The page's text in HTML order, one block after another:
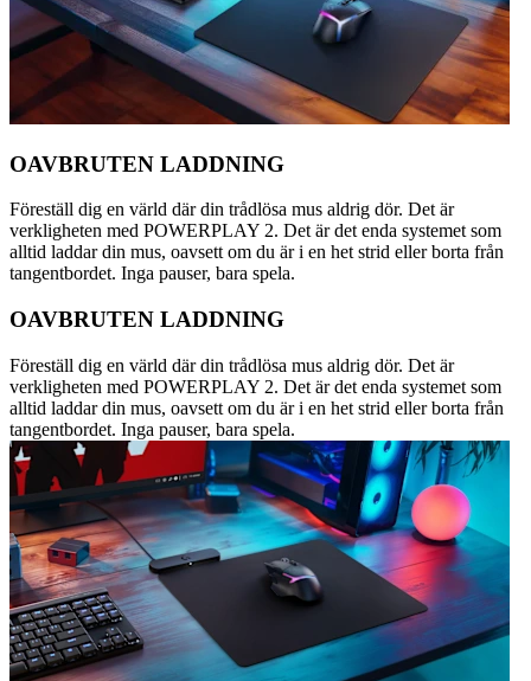
OAVBRUTEN LADDNING
Föreställ dig en värld där din trådlösa mus aldrig dör. Det är
verkligheten med POWERPLAY 2. Det är det enda systemet som
alltid laddar din mus, oavsett om du är i en het strid eller borta från
tangentbordet. Inga pauser, bara spela.
OAVBRUTEN LADDNING
Föreställ dig en värld där din trådlösa mus aldrig dör. Det är
verkligheten med POWERPLAY 2. Det är det enda systemet som
alltid laddar din mus, oavsett om du är i en het strid eller borta från
tangentbordet. Inga pauser, bara spela.